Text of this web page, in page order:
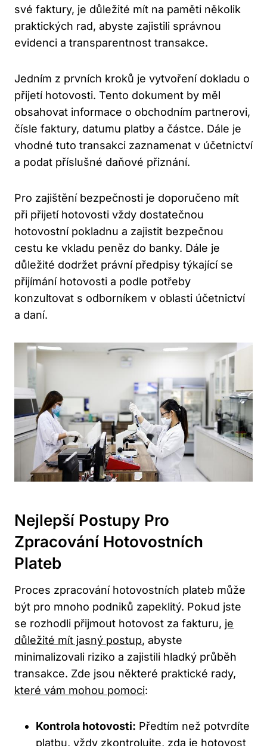
své faktury, je důležité mít na paměti několik
praktických rad, abyste zajistili správnou
evidenci a transparentnost transakce.
Jedním z prvních kroků je vytvoření dokladu o
přijetí hotovosti. Tento dokument by měl
obsahovat informace o obchodním partnerovi,
čísle faktury, datumu platby a částce. Dále je
vhodné tuto transakci zaznamenat v účetnictví
a podat příslušné daňové přiznání.
Pro zajištění bezpečnosti je doporučeno mít
při přijetí hotovosti vždy dostatečnou
hotovostní pokladnu a zajistit bezpečnou
cestu ke vkladu peněz do banky. Dále je
důležité dodržet právní předpisy týkající se
přijímání hotovosti a podle potřeby
konzultovat s odborníkem v oblasti účetnictví
a daní.
Nejlepší Postupy Pro
Zpracování Hotovostních
Plateb
Proces zpracování hotovostních plateb může
být pro mnoho podniků zapeklitý. Pokud jste
se rozhodli přijmout hotovost za fakturu, je
důležité mít jasný postup, abyste
minimalizovali riziko a zajistili hladký průběh
transakce. Zde jsou některé praktické rady,
které vám mohou pomoci:
Kontrola hotovosti: Předtím než potvrdíte
platbu, vždy zkontrolujte, zda je hotovost